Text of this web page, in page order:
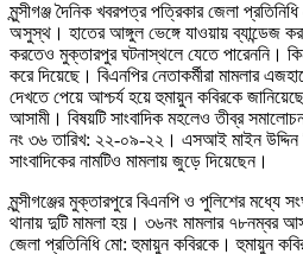
মুন্সীগঞ্জ দৈনিক খবরপত্র পত্রিকার জেলা
অসুস্থ। হাতের আঙ্গুল ভেঙ্গে যাওয়ায় ব্যান্ডেজ
করতেও মুক্তারপুর ঘটনাস্থলে যেতে পারেননি।
করে দিয়েছে। বিএনপির নেতাকর্মীরা মামলার
দেখতে পেয়ে আশ্চর্য হয়ে হুমায়ুন কবিরকে
আসামী। বিষয়টি সাংবাদিক মহলেও তীব্র
নং ৩৬ তারিখ: ২২-০৯-২২। এসআই মাইন উদ্দিন
সাংবাদিকের নামটিও মামলায় জুড়ে দিয়েছেন।
মুন্সীগঞ্জের মুক্তারপুরে বিএনপি ও পুলিশের মধ্যে
থানায় দুটি মামলা হয়। ৩৬নং মামলার ৭৮নম্বর
জেলা প্রতিনিধি মো: হুমায়ুন কবিরকে। হুমায়ুন